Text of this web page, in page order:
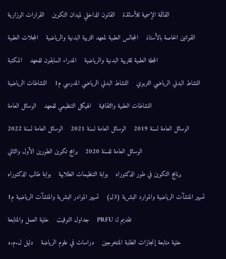
القائمة الإسمية للأساتذة
القانون الداخلي لميدان التكوين
القرارات الوزارية
القوانين الخاصة بالأستاذ
المجالس العلمية لمعهد التربية البدنية والرياضية
المجلات العلمية
المجلة العلمية للتربية البدنية والرياضية
المدراء السابقون للمعهد
المكتبة
النشاط البدني الرياضي التربوي
النشاط البدني الرياضي المدرسي م1
النشاطات الرياضية
النشاطات العلمية والثقافية
الهيكل التنظيمي للمعهد
الوسائل العامة
الوسائل العامة لسنة 2019
الوسائل العامة لسنة 2021
الوسائل العامة لسنة 2022
الوسائل العامة للسنة 2020
برامج تكوين الطورين الأول والثاني
برنامج التكوين في طور الدكتوراه
بوابة التنظيمات الطلابية
بوابة طالب الدكتوراه
تسيير المنشآت الرياضية والموارد البشرية (3ل)
تسيير الموادر البشرية والمنشآت الرياضية م1
تقديم لـ: PRFU
جداول التوقيت
خلية العمل والمتابعة
خلية متابعة إنجازات الطلبة المتخرجين
دراسات في علوم الرياضة
دليل ل.م.د